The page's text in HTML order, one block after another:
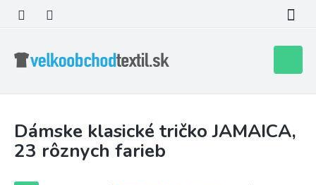
obsah
košík
Dámske klasické tričko JAMAICA,
23 rôznych farieb